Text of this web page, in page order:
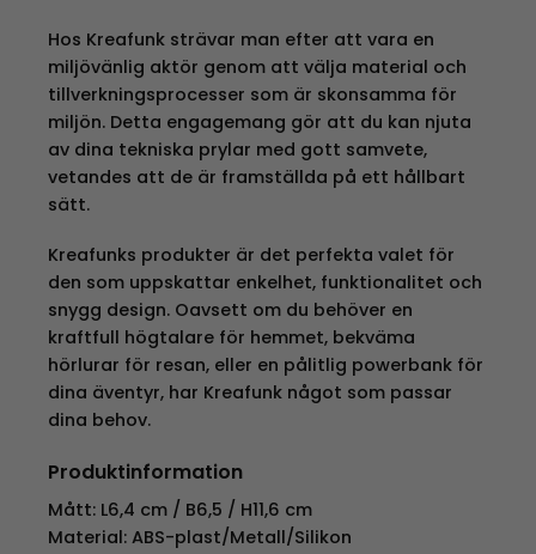
Hos Kreafunk strävar man efter att vara en
miljövänlig aktör genom att välja material och
tillverkningsprocesser som är skonsamma för
miljön. Detta engagemang gör att du kan njuta
av dina tekniska prylar med gott samvete,
vetandes att de är framställda på ett hållbart
sätt.
Kreafunks produkter är det perfekta valet för
den som uppskattar enkelhet, funktionalitet och
snygg design. Oavsett om du behöver en
kraftfull högtalare för hemmet, bekväma
hörlurar för resan, eller en pålitlig powerbank för
dina äventyr, har Kreafunk något som passar
dina behov.
Produktinformation
Mått: L6,4 cm / B6,5 / H11,6 cm
Material: ABS-plast/Metall/Silikon